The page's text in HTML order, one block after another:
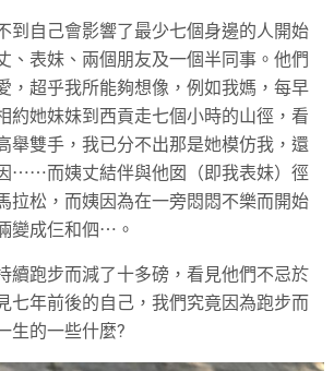
到自己會影響了最少七個身邊的人開始
、表妹、兩個朋友及一個半同事。他們
，超乎我所能夠想像，例如我媽，每早
約她妹妹到西貢走七個小時的山徑，看
舉雙手，我已分不出那是她模仿我，還
⋯⋯而姨丈結伴與他囡（即我表妹）徑
拉松，而姨因為在一旁悶悶不樂而開始
變成仨和伵⋯。
續跑步而減了十多磅，看見他們不忌於
七年前後的自己，我們究竟因為跑步而
生的一些什麼?